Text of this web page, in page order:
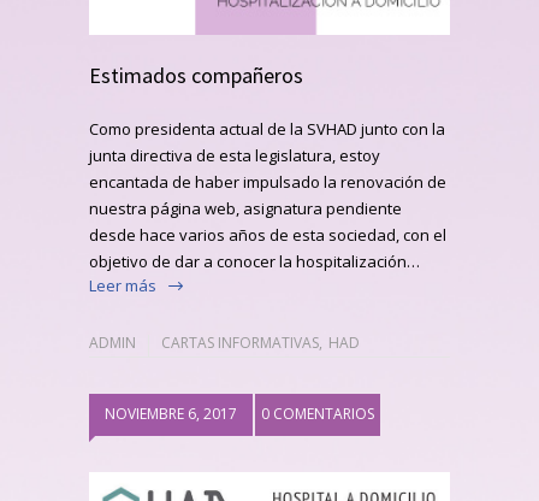
Estimados compañeros
Como presidenta actual de la SVHAD junto con la
junta directiva de esta legislatura, estoy
encantada de haber impulsado la renovación de
nuestra página web, asignatura pendiente
desde hace varios años de esta sociedad, con el
objetivo de dar a conocer la hospitalización…
Leer más
ADMIN CARTAS INFORMATIVAS, HAD
NOVIEMBRE 6, 2017 0 COMENTARIOS